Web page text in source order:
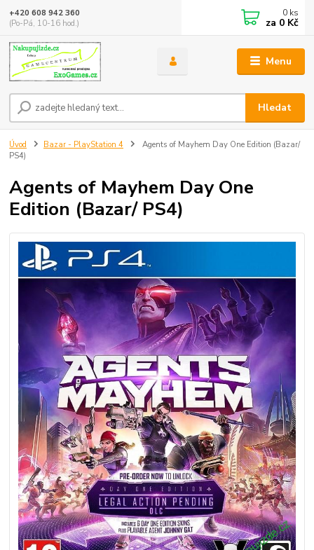
Menu
Hledat
+420 608 942 360
(Po-Pá, 10-16 hod.)
0 ks
za 0 Kč
Úvod Bazar - PlayStation 4
Agents of Mayhem Day One Edition (Bazar/
PS4)
Agents of Mayhem Day One
Edition (Bazar/ PS4)